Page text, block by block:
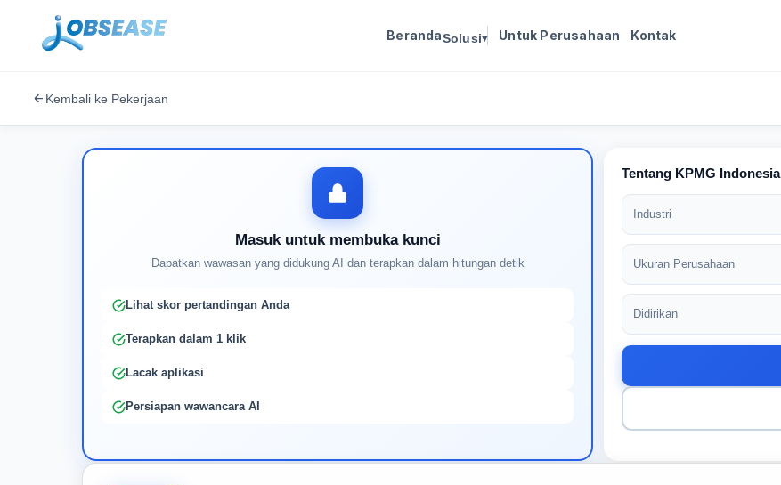
BerandaSolusi▾ Untuk Perusahaan Kontak
Kembali ke Pekerjaan
Masuk untuk membuka kunci
Dapatkan wawasan yang didukung AI dan terapkan dalam hitungan detik
Lihat skor pertandingan Anda
Terapkan dalam 1 klik
Lacak aplikasi
Persiapan wawancara AI
Tentang KPMG Indonesia
Industri
Ukuran Perusahaan
Didirikan